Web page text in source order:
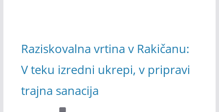
Raziskovalna vrtina v Rakičanu:
V teku izredni ukrepi, v pripravi
trajna sanacija